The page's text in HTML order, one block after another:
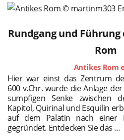
Rundgang und
Rom
Antikes Rom
Hier war einst das Zentrum
600 v.Chr. wurde die Anlage
sumpfigen Senke zwischen
Kapitol, Quirinal und Esquilin
auf dem Palatin nach einer
gegründet. Entdecken Sie das ...